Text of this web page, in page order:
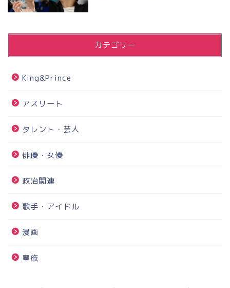
カテゴリー
King&Prince
アスリート
タレント・芸人
俳優・女優
政治関連
歌手・アイドル
漫画
皇族